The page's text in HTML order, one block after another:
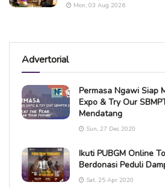
Mon, 03 Aug 2026
Advertorial
Permasa Ngawi Siap
Expo & Try Our
Mendatang
Sun, 27 Dec 2020
Ikuti PUBGM Online
Berdonasi Peduli
Sat, 25 Apr 2020